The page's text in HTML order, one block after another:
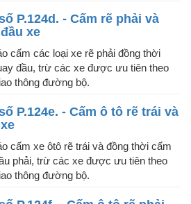
P.124d. - Cấm rẽ phải và
xe
cấm các loại xe rẽ phải đồng thời
đầu, trừ các xe được ưu tiên theo
thông đường bộ.
P.124e. - Cấm ô tô rẽ trái và
cấm xe ôtô rẽ trái và đồng thời cấm
phải, trừ các xe được ưu tiên theo
thông đường bộ.